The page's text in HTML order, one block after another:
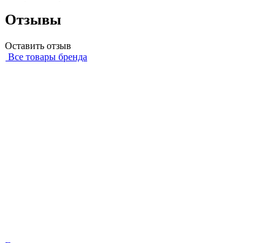
Отзывы
Оставить отзыв
Все товары бренда